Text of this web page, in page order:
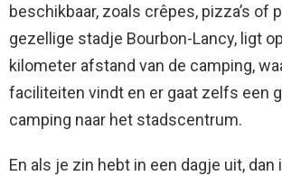
beschikbaar, zoals crêpes, pizza’s of
gezellige stadje Bourbon-Lancy, ligt
kilometer afstand van de camping,
faciliteiten vindt en er gaat zelfs een
camping naar het stadscentrum.
En als je zin hebt in een dagje uit, dan